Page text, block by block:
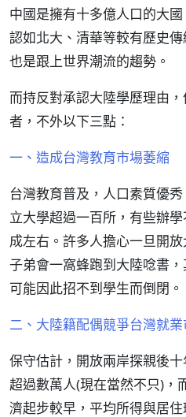
中國是擁有十多億人口的大
認如北大、清華等較有歷史
也是跟上世界潮流的趨勢。
而持反對承認大陸學歷理由
者，不外以下三點：
一、造成台灣教育市場萎縮
台灣教育普及，人口素質優
立大學超過一百所，有些辦
成左右。許多人擔心一旦開
子弟會一窩蜂跑到大陸唸書
可能因此招不到學生而倒閉。
二、大陸籍配偶競爭台灣就
保守估計，開放兩岸探親後
超過數萬人(現在當然不只)，
濟起步較早，平均所得與居